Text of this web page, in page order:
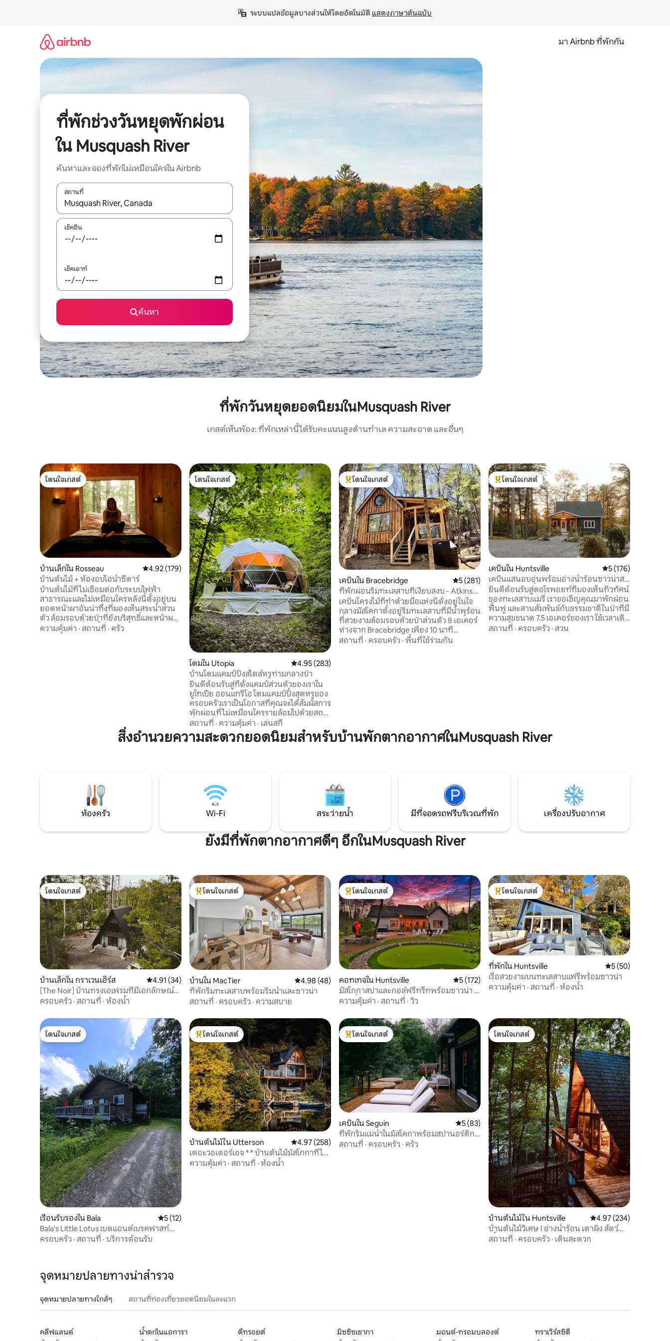
ระบบแปลข้อมูลบางส่วนให้โดยอัตโนมัติ แสดงภาษาต้นฉบับ
มา Airbnb ที่พักกัน
ที่พักช่วงวันหยุดพักผ่อน
ใน Musquash River
ค้นหาและจองที่พักไม่เหมือนใครใน Airbnb
สถานที่
ใช้ลูกศรขึ้นลง หรือใช้การสัมผัสหรือปัด เพื่อสำรวจผลการค้นหา
เช็คอิน
เช็คเอาท์
ค้นหา
ที่พักวันหยุดยอดนิยมในMusquash River
เกสต์เห็นพ้อง: ที่พักเหล่านี้ได้รับคะแนนสูงด้านทำเล ความสะอาด และอื่นๆ
โดนใจเกสต์
โดนใจเกสต์
บ้านเล็กใน Rosseau คะแนนเฉลี่ย 4.92 จาก 5, 179 รีวิว
4.92 (179)
บ้านต้นไม้ + ห้องอบไอน้ำซีดาร์
บ้านต้นไม้ที่ไม่เชื่อมต่อกับระบบไฟฟ้า
สาธารณะและไม่เหมือนใครหลังนี้ตั้งอยู่บน
ยอดหน้าผาอันน่าทึ่งที่มองเห็นสระน้ำส่วน
ตัว ล้อมรอบด้วยป่าที่ยังบริสุทธิ์และหน้าผา
หินที่ขรุขระ ที่พักนี้ได้รับการออกแบบมาเพื่อ
ความเป็นส่วนตัวและความเงียบสงบอย่าง
ความคุ้มค่า · สถานที่ · ครัว
โดนใจเกสต์
โดนใจเกสต์
โดมใน Utopia คะแนนเฉลี่ย 4.95 จาก 5, 283 รีวิว
4.95 (283)
บ้านโดมแคมป์ปิ้งสไตล์หรูท่ามกลางป่า
ยินดีต้อนรับสู่ที่ตั้งแคมป์ส่วนตัวของเราใน
ยูโทเปีย ออนแทรีโอ โดมแคมป์ปิ้งสุดหรูของ
ครอบครัวเราเป็นโอกาสที่คุณจะได้สัมผัสการ
พักผ่อนที่ไม่เหมือนใครรายล้อมไปด้วยสถาน
ที่ท่องเที่ยวและเสียงธรรมชาติ สิ่งอำนวย
ความสะดวกได้แก่ สิ่งของจำเป็นสำหรับการ
ตั้งแคมป์และสิทธิพิเศษบางอย่าง: เตียงคิง
ฟาร์ม พื้นที่อนุรักษ์ทิฟฟิน น็อตตาวาซากา
และสนามกอล์ฟ หาดวาซากาห่างออกไป 30
สถานที่ · ความคุ้มค่า · เล่นสกี
โดนใจเกสต์ที่สุด
โดนใจเกสต์
เคบินใน Bracebridge คะแนนเฉลี่ย 5 จาก 5, 281 รีวิว
5 (281)
ที่พักผ่อนริมทะเลสาบที่เงียบสงบ - Atkins
Hideaway
เคบินโครงไม้ที่ทำด้วยมือแห่งนี้ตั้งอยู่ในใจ
กลางมัสโคกาตั้งอยู่ริมทะเลสาบที่มีน้ำพุร้อน
ที่สวยงามล้อมรอบด้วยป่าส่วนตัว 8 เอเคอร์
ห่างจาก Bracebridge เพียง 10 นาที
เพลิดเพลินกับชีวิตริมทะเลสาบอันเงียบสงบ
สถานที่ · ครอบครัว · พื้นที่ใช้ร่วมกัน
โดนใจเกสต์ที่สุด
โดนใจเกสต์
เคบินใน Huntsville คะแนนเฉลี่ย 5 จาก
5 (176)
เคบินแสนอบอุ่นพร้อมอ่างน้ำร้อนซาวน่าสตู
ดิโอโยคะร้อน
ยินดีต้อนรับสู่ดอโรพอยท์ที่มองเห็นทิวทัศน์
ของทะเลสาบแมรี่ เราขอเชิญคุณมาพักผ่อน
ฟื้นฟู และสานสัมพันธ์กับธรรมชาติในป่าที่มี
ความสุขขนาด 7.5 เอเคอร์ของเรา ใช้เวลาเดิน
เพียงประมาณ 3 นาทีไปยังชายหาดในละแวก
สถานที่ · ครอบครัว · สวน
สิ่งอำนวยความสะดวกยอดนิยมสำหรับบ้านพักตากอากาศในMusquash River
ห้องครัว Wi-Fi สระว่ายน้ำ มีที่จอดรถฟรีบริเวณที่พัก เครื่องปรับอากาศ
ยังมีที่พักตากอากาศดีๆ อีกในMusquash River
โดนใจเกสต์
โดนใจเกสต์
บ้านเล็กใน กราเวนเฮิร์ส คะแนนเฉลี่ย 4.91 จาก 5, 34 รีวิว
4.91 (34)
[The Noir] บ้านทรงเอเฟรมที่มีเอกลักษณ์
อย่างแท้จริง
ครอบครัว · สถานที่ · ห้องน้ำ
โดนใจเกสต์ที่สุด
โดนใจเกสต์
บ้านใน MacTier คะแนนเฉลี่ย 4.98 จาก 5, 48 รีวิว
4.98 (48)
ที่พักริมทะเลสาบพร้อมริมน้ำและซาวน่า
สถานที่ · ครอบครัว · ความสบาย
โดนใจเกสต์ที่สุด
โดนใจเกสต์
คอทเทจใน Huntsville คะแนนเฉลี่ย 5 จาก 5, 172 รีวิว
5 (172)
มัสโกกาสปาและกอล์ฟรีทรีทพร้อมซาวน่า +
อ่างน้ำร้อน
ความคุ้มค่า · สถานที่ · วิว
โดนใจเกสต์ที่สุด
โดนใจเกสต์
ที่พักใน Huntsville คะแนนเฉลี่ย 5 จาก
5 (50)
เรือสวยงามบนทะเลสาบแฟรี่พร้อมซาวน่า
ความคุ้มค่า · สถานที่ · ห้องน้ำ
โดนใจเกสต์
โดนใจเกสต์
เรือนรับรองใน Bala คะแนนเฉลี่ย 5 จาก 5, 12 รีวิว
5 (12)
Bala's Little Lotus เบดแอนด์เบรคฟาสท์
พร้อมซาวน่า
ครอบครัว · สถานที่ · บริการต้อนรับ
โดนใจเกสต์ที่สุด
โดนใจเกสต์
บ้านต้นไม้ใน Utterson คะแนนเฉลี่ย 4.97 จาก 5, 258 รีวิว
4.97 (258)
เดอะวอเตอร์เอจ * * บ้านต้นไม้มัสโกกาที่ไม่
เหมือนใคร * *
ความคุ้มค่า · สถานที่ · ห้องน้ำ
โดนใจเกสต์ที่สุด
โดนใจเกสต์
เคบินใน Seguin คะแนนเฉลี่ย 5 จาก 5, 83 รีวิว
5 (83)
ที่พักริมแม่น้ำในมัสโคกาพร้อมสปานอร์ดิก
ส่วนตัว
สถานที่ · ครอบครัว · ครัว
โดนใจเกสต์
โดนใจเกสต์
บ้านต้นไม้ใน Huntsville คะแนนเฉลี่ย 4.97 จาก
4.97 (234)
บ้านต้นไม้วิเศษ I อ่างน้ำร้อน เตาผิง สัตว์
เลี้ยงได้
สถานที่ · ครอบครัว · เดินสะดวก
จุดหมายปลายทางน่าสำรวจ
จุดหมายปลายทางใกล้ๆ สถานที่ท่องเที่ยวยอดนิยมในละแวก
คลีฟแลนด์
น้ำตกไนแอการา
ดีทรอยต์
มิซซิซเซากา
มอนต์-ทรอมบลองต์
ทราเวิร์สซิตี